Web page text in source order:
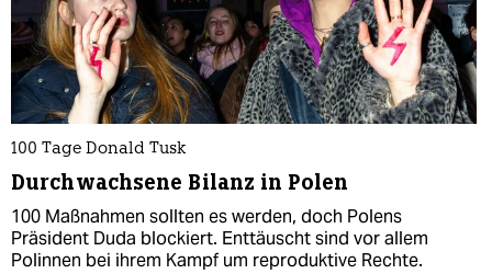
100 Tage Donald Tusk
Durchwachsene Bilanz in Polen
100 Maßnahmen sollten es werden, doch Polens
Präsident Duda blockiert. Enttäuscht sind vor allem
Polinnen bei ihrem Kampf um reproduktive Rechte.